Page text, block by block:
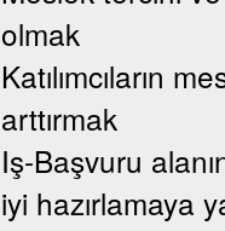
olmak
Katılımcıların
arttırmak
Iş-Başvuru
iyi hazırlamaya